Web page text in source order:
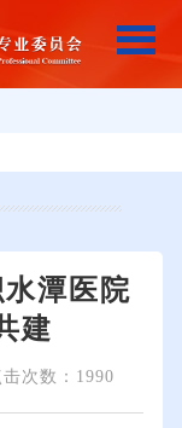
潭医院
建
击次数：1990